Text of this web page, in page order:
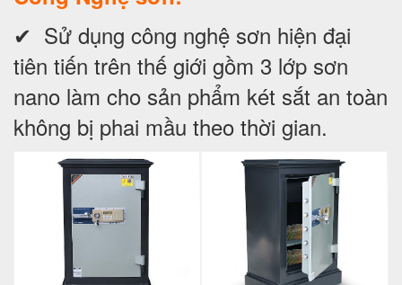
✔ Sử dụng công nghệ sơn hiện đại
tiên tiến trên thế giới gồm 3 lớp sơn
nano làm cho sản phẩm két sắt an toàn
không bị phai mầu theo thời gian.